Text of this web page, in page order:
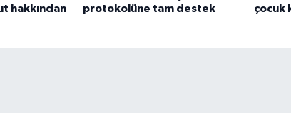
hakkından
protokolüne tam destek
çocuk